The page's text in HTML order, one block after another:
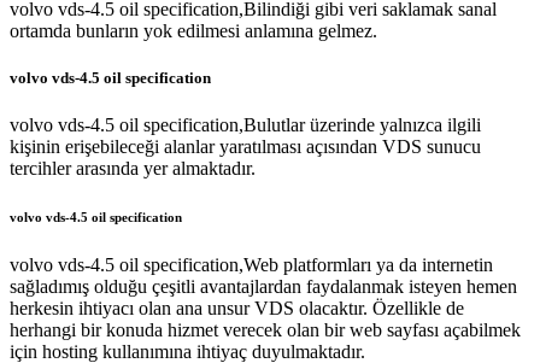
volvo vds-4.5 oil specification,Bilindiği gibi veri saklamak sanal
ortamda bunların yok edilmesi anlamına gelmez.
volvo vds-4.5 oil specification
volvo vds-4.5 oil specification,Bulutlar üzerinde yalnızca ilgili
kişinin erişebileceği alanlar yaratılması açısından VDS sunucu
tercihler arasında yer almaktadır.
volvo vds-4.5 oil specification
volvo vds-4.5 oil specification,Web platformları ya da internetin
sağladımış olduğu çeşitli avantajlardan faydalanmak isteyen hemen
herkesin ihtiyacı olan ana unsur VDS olacaktır. Özellikle de
herhangi bir konuda hizmet verecek olan bir web sayfası açabilmek
için hosting kullanımına ihtiyaç duyulmaktadır.